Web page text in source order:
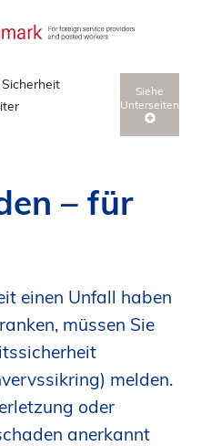
Siehe
Unterseiten
– für
einen Unfall haben
müssen Sie
melden.
oder
anerkannt